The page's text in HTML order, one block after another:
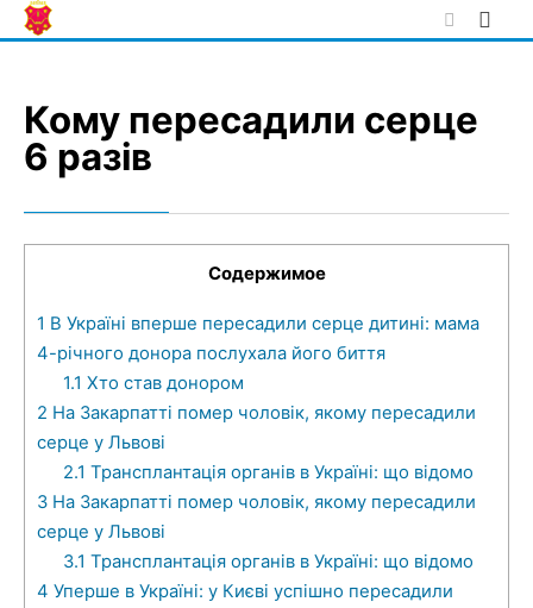
Skip
to
Кому пересадили серце
6 разів
Содержимое
1 В Україні вперше пересадили серце дитині: мама
4-річного донора послухала його биття
1.1 Хто став донором
2 На Закарпатті помер чоловік, якому пересадили
серце у Львові
2.1 Трансплантація органів в Україні: що відомо
3 На Закарпатті помер чоловік, якому пересадили
серце у Львові
3.1 Трансплантація органів в Україні: що відомо
4 Уперше в Україні: у Києві успішно пересадили